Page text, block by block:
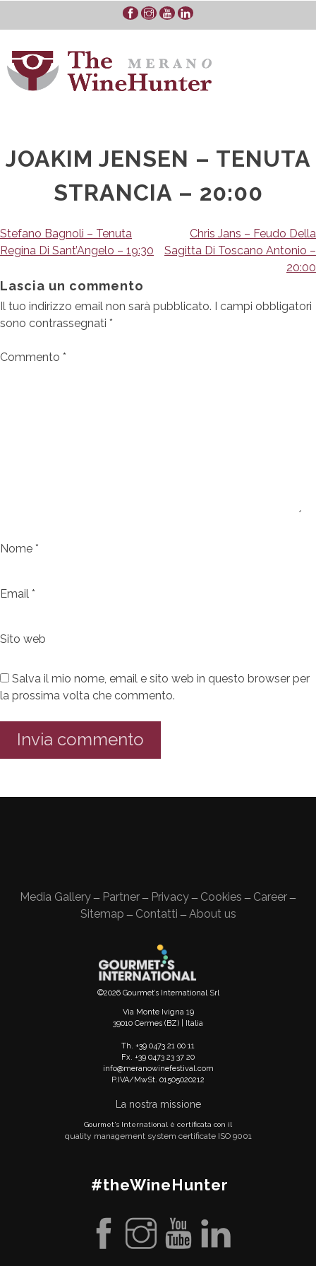
JOAKIM JENSEN – TENUTA
STRANCIA – 20:00
Navigazione
articoli
Stefano Bagnoli – Tenuta
Regina Di Sant’Angelo – 19:30
Chris Jans – Feudo Della
Sagitta Di Toscano Antonio –
20:00
Lascia un commento
Il tuo indirizzo email non sarà pubblicato. I campi obbligatori
sono contrassegnati *
Commento *
Nome *
Email *
Sito web
Salva il mio nome, email e sito web in questo browser per
la prossima volta che commento.
Media Gallery — Partner — Privacy — Cookies — Career —
Sitemap — Contatti — About us
©2026 Gourmet’s International Srl
Via Monte Ivigna 19
39010 Cermes (BZ) | Italia
Th. +39 0473 21 00 11
Fx. +39 0473 23 37 20
info@meranowinefestival.com
P.IVA/MwSt. 01505020212
La nostra missione
Gourmet's International è certificata con il
quality management system certificate ISO 9001
#theWineHunter